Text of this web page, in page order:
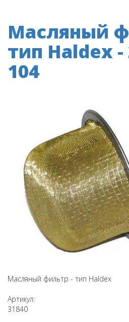
Масляный
тип Haldex -
104
Масляный фильтр - тип Haldex
Артикул:
31840